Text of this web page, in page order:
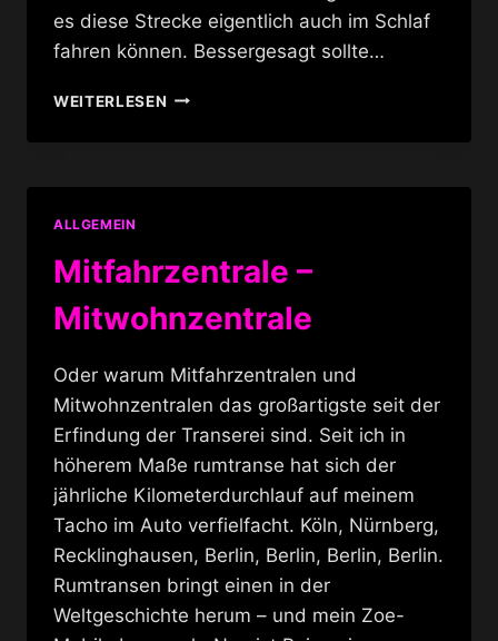
es diese Strecke eigentlich auch im Schlaf
fahren können. Bessergesagt sollte…
WEITERLESENON
ROAD
ALLGEMEIN
Mitfahrzentrale –
Mitwohnzentrale
Oder warum Mitfahrzentralen und
Mitwohnzentralen das großartigste seit der
Erfindung der Transerei sind. Seit ich in
höherem Maße rumtranse hat sich der
jährliche Kilometerdurchlauf auf meinem
Tacho im Auto verfielfacht. Köln, Nürnberg,
Recklinghausen, Berlin, Berlin, Berlin, Berlin.
Rumtransen bringt einen in der
Weltgeschichte herum – und mein Zoe-